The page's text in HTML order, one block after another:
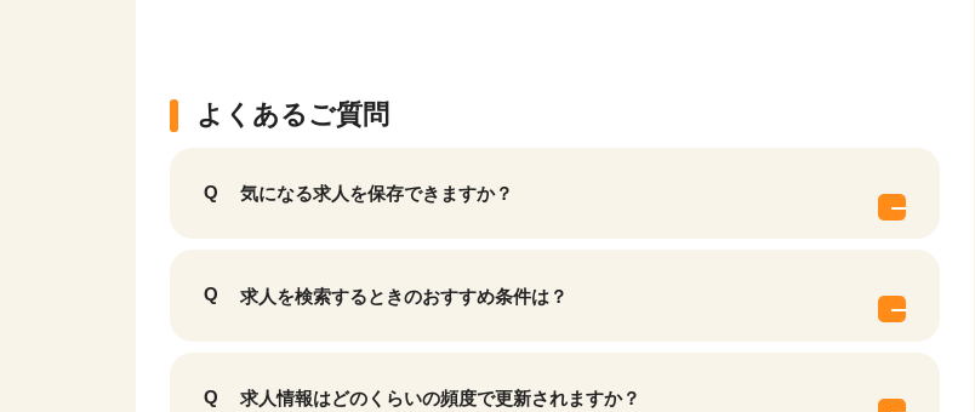
よくあるご質問
気になる求人を保存できますか？
求人を検索するときのおすすめ条件は？
求人情報はどのくらいの頻度で更新されますか？